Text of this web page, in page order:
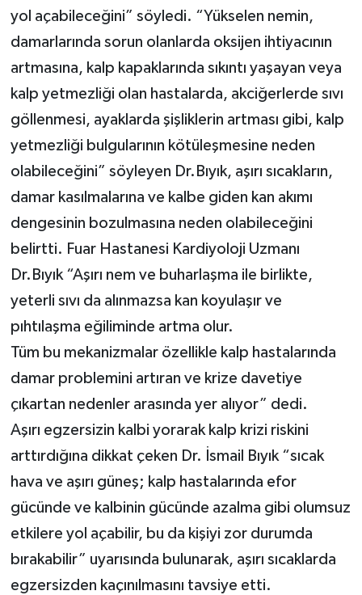
yol açabileceğini” söyledi. “Yükselen nemin,
damarlarında sorun olanlarda oksijen ihtiyacının
artmasına, kalp kapaklarında sıkıntı yaşayan veya
kalp yetmezliği olan hastalarda, akciğerlerde sıvı
göllenmesi, ayaklarda şişliklerin artması gibi, kalp
yetmezliği bulgularının kötüleşmesine neden
olabileceğini” söyleyen Dr.Bıyık, aşırı sıcakların,
damar kasılmalarına ve kalbe giden kan akımı
dengesinin bozulmasına neden olabileceğini
belirtti. Fuar Hastanesi Kardiyoloji Uzmanı
Dr.Bıyık “Aşırı nem ve buharlaşma ile birlikte,
yeterli sıvı da alınmazsa kan koyulaşır ve
pıhtılaşma eğiliminde artma olur.
Tüm bu mekanizmalar özellikle kalp hastalarında
damar problemini artıran ve krize davetiye
çıkartan nedenler arasında yer alıyor” dedi.
Aşırı egzersizin kalbi yorarak kalp krizi riskini
arttırdığına dikkat çeken Dr. İsmail Bıyık “sıcak
hava ve aşırı güneş; kalp hastalarında efor
gücünde ve kalbinin gücünde azalma gibi olumsuz
etkilere yol açabilir, bu da kişiyi zor durumda
bırakabilir” uyarısında bulunarak, aşırı sıcaklarda
egzersizden kaçınılmasını tavsiye etti.